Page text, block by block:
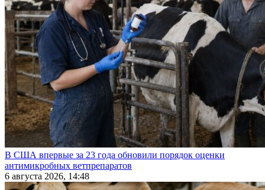
В США впервые за 23 года обновили порядок оценки
антимикробных ветпрепаратов
6 августа 2026, 14:48